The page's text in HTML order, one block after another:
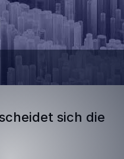
Wert von 15,000 Euro
sich die